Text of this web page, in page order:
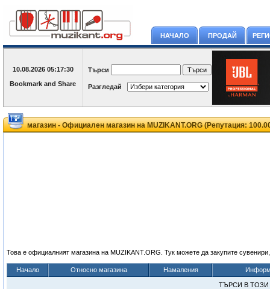
НАЧАЛО ПРОДАЙ
10.08.2026 05:17:30 Търси
Разгледай
магазин - Официален магазин на MUZIKANT.ORG (Репутация:
Това е официалният магазина на MUZIKANT.ORG. Тук можете да закупите
Начало Относно магазина Намаления
ТЪРСИ В